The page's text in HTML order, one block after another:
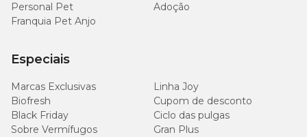
Personal Pet
Adoção
Franquia Pet Anjo
Especiais
Marcas Exclusivas
Linha Joy
Biofresh
Cupom de desconto
Black Friday
Ciclo das pulgas
Sobre Vermífugos
Gran Plus